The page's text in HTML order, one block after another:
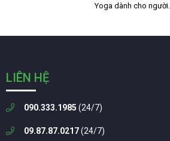
Yoga dành cho người…
LIÊN HỆ
090.333.1985 (24/7)
09.87.87.0217(24/7)